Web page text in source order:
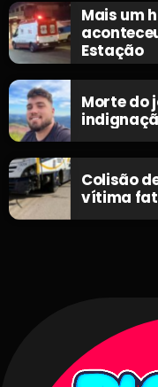
Mais um
Estação
Morte do
Colisão
vítima